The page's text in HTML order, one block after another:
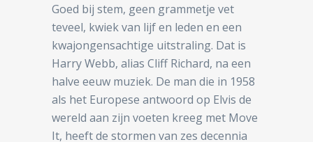
Goed bij stem, geen grammetje vet
teveel, kwiek van lijf en leden en een
kwajongensachtige uitstraling. Dat is
Harry Webb, alias Cliff Richard, na een
halve eeuw muziek. De man die in 1958
als het Europese antwoord op Elvis de
wereld aan zijn voeten kreeg met Move
It, heeft de stormen van zes decennia